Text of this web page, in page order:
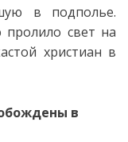
в подполье.
свет на
христиан в
в